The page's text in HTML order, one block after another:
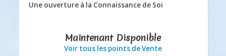
Une ouverture à la Connaissance de Soi
Maintenant Disponible
Voir tous les points de Vente